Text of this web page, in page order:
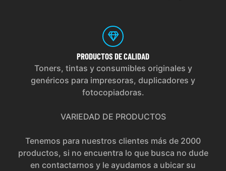
PRODUCTOS DE CALIDAD
Toners, tintas y consumibles originales y
genéricos para impresoras, duplicadores y
fotocopiadoras.
VARIEDAD DE PRODUCTOS
Tenemos para nuestros clientes más de 2000
productos, si no encuentra lo que busca no dude
en contactarnos y le ayudamos a ubicar su